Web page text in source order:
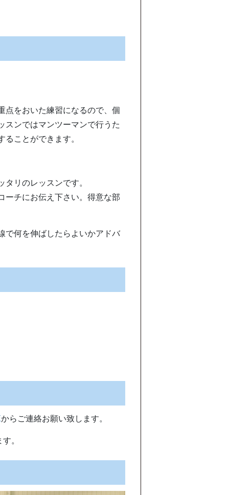
点をおいた練習になるので、個
スンではマンツーマンで行うた
ることができます。
リのレッスンです。
ーチにお伝え下さい。得意な部
で何を伸ばしたらよいかアドバ
からご連絡お願い致します。
。